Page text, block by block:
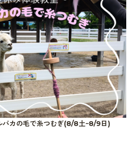
パカの毛で糸つむぎ(8/8土ｰ8/9日)